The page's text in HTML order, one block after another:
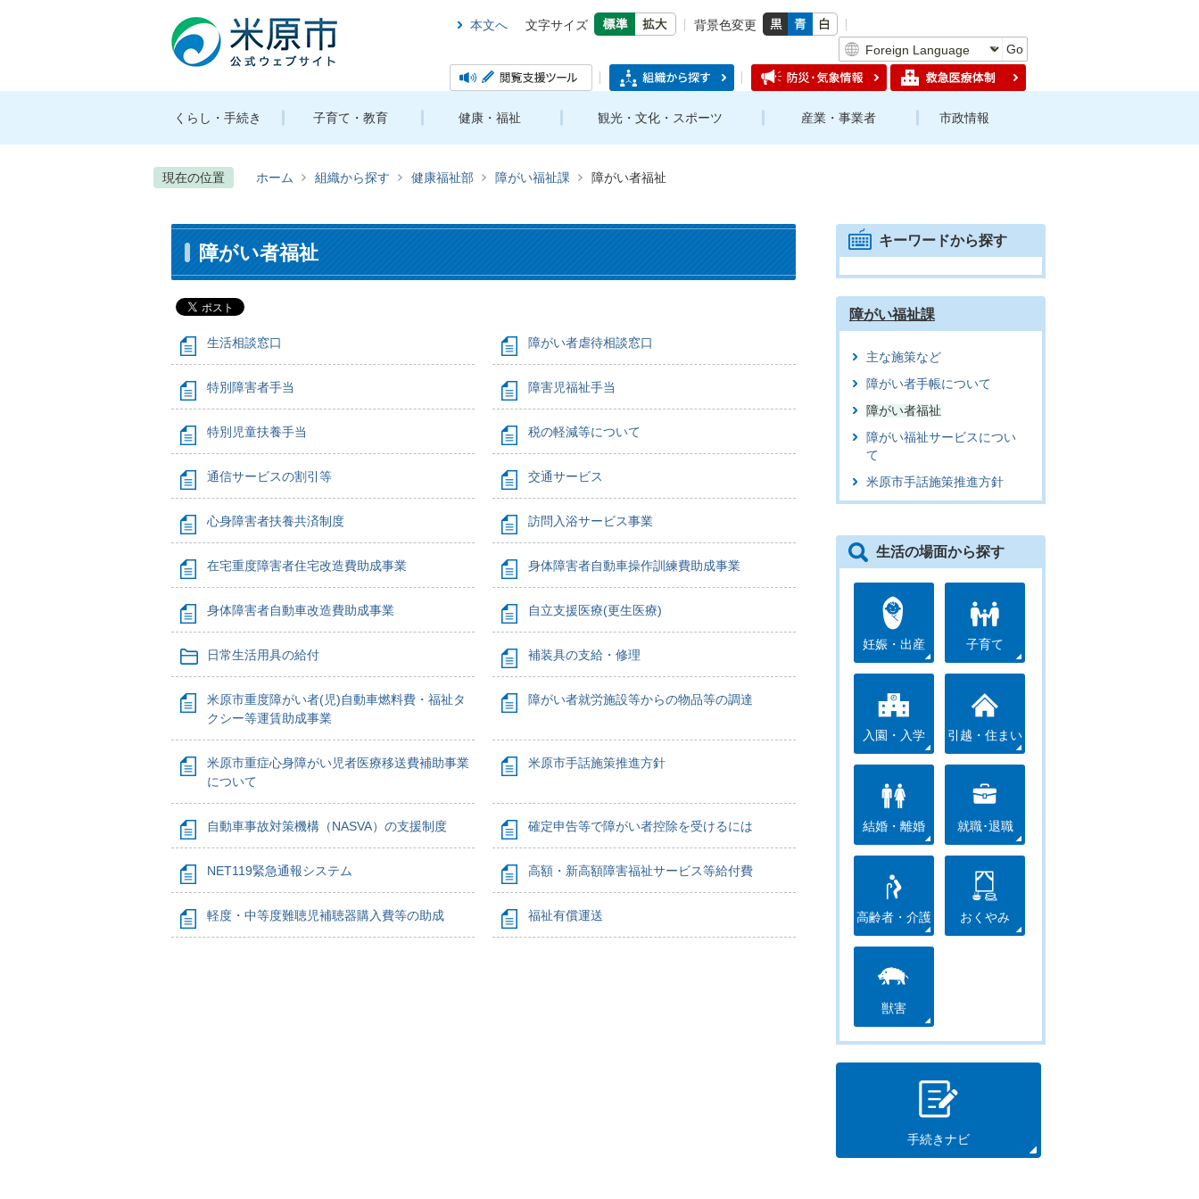
本文へ 文字サイズ
背景色変更
Go
くらし・手続き 子育て・教育 健康・福祉 観光・文化・スポーツ 産業・事業者 市政情報
現在の位置 ホーム 組織から探す 健康福祉部 障がい福祉課 障がい者福祉
障がい者福祉
生活相談窓口 障がい者虐待相談窓口
特別障害者手当 障害児福祉手当
特別児童扶養手当 税の軽減等について
通信サービスの割引等 交通サービス
心身障害者扶養共済制度 訪問入浴サービス事業
在宅重度障害者住宅改造費助成事業 身体障害者自動車操作訓練費助成事業
身体障害者自動車改造費助成事業 自立支援医療(更生医療)
日常生活用具の給付 補装具の支給・修理
米原市重度障がい者(児)自動車燃料費・福祉タ
クシー等運賃助成事業
障がい者就労施設等からの物品等の調達
米原市重症心身障がい児者医療移送費補助事業
について
米原市手話施策推進方針
自動車事故対策機構（NASVA）の支援制度 確定申告等で障がい者控除を受けるには
NET119緊急通報システム 高額・新高額障害福祉サービス等給付費
軽度・中等度難聴児補聴器購入費等の助成 福祉有償運送
キーワードから探す
障がい福祉課
主な施策など
障がい者手帳について
障がい者福祉
障がい福祉サービスについ
て
米原市手話施策推進方針
生活の場面から探す
妊娠・出産 子育て
入園・入学 引越・住まい
結婚・離婚 就職･退職
高齢者・介護 おくやみ
獣害
手続きナビ